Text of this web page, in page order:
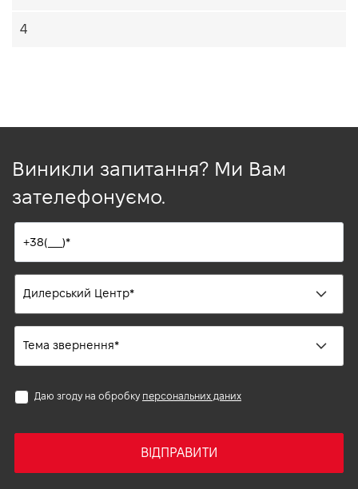
4
Виникли запитання? Ми Вам
зателефонуємо.
Даю згоду на обробку персональних даних
ВІДПРАВИТИ